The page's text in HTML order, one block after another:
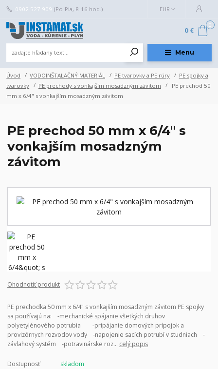
Menu
EUR
0902 527 909 (Po-Pia, 8-16 hod.)
0
0 €
Úvod VODOINŠTALAČNÝ MATERIÁL PE tvarovky a PE rúry
PE spojky a
tvarovky
PE prechody s vonkajším mosadzným závitom
PE prechod 50
mm x 6/4" s vonkajším mosadzným závitom
PE prechod 50 mm x 6/4" s
vonkajším mosadzným
závitom
Ohodnotiť produkt
PE prechodka 50 mm x 6/4" s vonkajším mosadzným závitom PE spojky
sa používajú na: -mechanické spájanie všetkých druhov
polyetylénového potrubia -pripájanie domových prípojok a
provizórnych rozvodov vody -napojenie sacích potrubí v studniach -
závlahový systém -potravinárske roz... celý popis
Dostupnosť skladom